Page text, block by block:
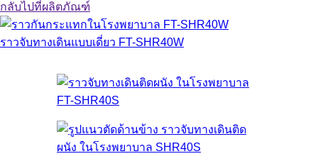
กลับไปที่ผลิตภัณฑ์
ราวจับทางเดินแบบเดี่ยว FT-SHR40W